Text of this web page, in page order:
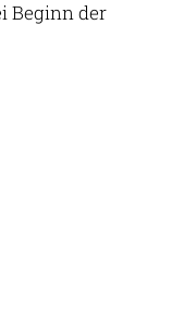
Beginn der